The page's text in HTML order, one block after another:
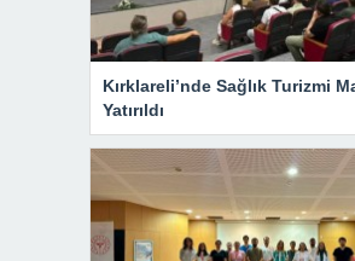
Kırklareli’nde Sağlık Turizmi
Yatırıldı